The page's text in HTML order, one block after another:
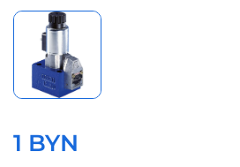
1 BYN